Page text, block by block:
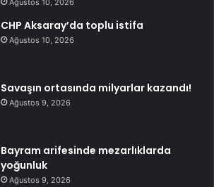
Ağustos 10, 2026
CHP Aksaray’da toplu istifa
Ağustos 10, 2026
Savaşın ortasında milyarlar kazandı!
Ağustos 9, 2026
Bayram arifesinde mezarlıklarda
yoğunluk
Ağustos 9, 2026